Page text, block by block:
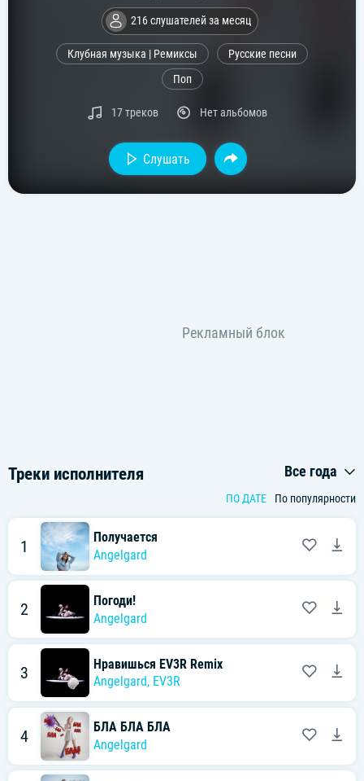
216 слушателей за месяц
Клубная музыка | Ремиксы
Русские песни
Поп
17 треков Нет альбомов
Слушать
Треки исполнителя Все года
ПО ДАТЕ По популярности
1
Получается
Angelgard
2
Погоди!
Angelgard
3
Нравишься EV3R Remix
Angelgard, EV3R
4
БЛА БЛА БЛА
Angelgard